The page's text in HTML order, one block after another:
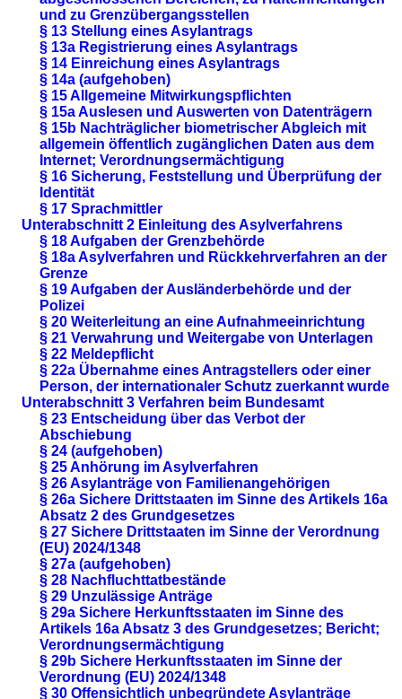
und zu Grenzübergangsstellen
§ 13 Stellung eines Asylantrags
§ 13a Registrierung eines Asylantrags
§ 14 Einreichung eines Asylantrags
§ 14a (aufgehoben)
§ 15 Allgemeine Mitwirkungspflichten
§ 15a Auslesen und Auswerten von Datenträgern
§ 15b Nachträglicher biometrischer Abgleich mit
allgemein öffentlich zugänglichen Daten aus dem
Internet; Verordnungsermächtigung
§ 16 Sicherung, Feststellung und Überprüfung der
Identität
§ 17 Sprachmittler
Unterabschnitt 2 Einleitung des Asylverfahrens
§ 18 Aufgaben der Grenzbehörde
§ 18a Asylverfahren und Rückkehrverfahren an der
Grenze
§ 19 Aufgaben der Ausländerbehörde und der
Polizei
§ 20 Weiterleitung an eine Aufnahmeeinrichtung
§ 21 Verwahrung und Weitergabe von Unterlagen
§ 22 Meldepflicht
§ 22a Übernahme eines Antragstellers oder einer
Person, der internationaler Schutz zuerkannt wurde
Unterabschnitt 3 Verfahren beim Bundesamt
§ 23 Entscheidung über das Verbot der
Abschiebung
§ 24 (aufgehoben)
§ 25 Anhörung im Asylverfahren
§ 26 Asylanträge von Familienangehörigen
§ 26a Sichere Drittstaaten im Sinne des Artikels 16a
Absatz 2 des Grundgesetzes
§ 27 Sichere Drittstaaten im Sinne der Verordnung
(EU) 2024/1348
§ 27a (aufgehoben)
§ 28 Nachfluchttatbestände
§ 29 Unzulässige Anträge
§ 29a Sichere Herkunftsstaaten im Sinne des
Artikels 16a Absatz 3 des Grundgesetzes; Bericht;
Verordnungsermächtigung
§ 29b Sichere Herkunftsstaaten im Sinne der
Verordnung (EU) 2024/1348
§ 30 Offensichtlich unbegründete Asylanträge